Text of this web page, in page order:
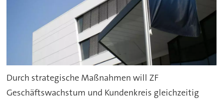
Durch strategische Maßnahmen will ZF
Geschäftswachstum und Kundenkreis gleichzeitig